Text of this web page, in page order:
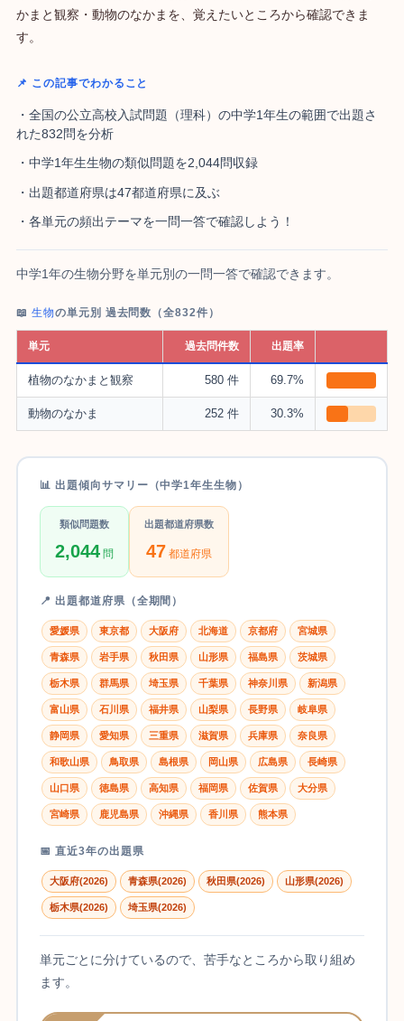
かまと観察・動物のなかまを、覚えたいところから確認できま
す。
📌 この記事でわかること
・全国の公立高校入試問題（理科）の中学1年生の範囲で出題さ
れた832問を分析
・中学1年生生物の類似問題を2,044問収録
・出題都道府県は47都道府県に及ぶ
・各単元の頻出テーマを一問一答で確認しよう！
中学1年の生物分野を単元別の一問一答で確認できます。
📖 生物の単元別 過去問数（全832件）
単元 過去問件数 出題率
植物のなかまと観察 580 件 69.7%
動物のなかま 252 件 30.3%
📊 出題傾向サマリー（中学1年生生物）
類似問題数
2,044問
出題都道府県数
47 都道府県
📍 出題都道府県（全期間）
愛媛県 東京都 大阪府 北海道 京都府 宮城県
青森県 岩手県 秋田県 山形県 福島県 茨城県
栃木県 群馬県 埼玉県 千葉県 神奈川県 新潟県
富山県 石川県 福井県 山梨県 長野県 岐阜県
静岡県 愛知県 三重県 滋賀県 兵庫県 奈良県
和歌山県 鳥取県 島根県 岡山県 広島県 長崎県
山口県 徳島県 高知県 福岡県 佐賀県 大分県
宮崎県 鹿児島県 沖縄県 香川県 熊本県
📅 直近3年の出題県
大阪府(2026) 青森県(2026) 秋田県(2026) 山形県(2026)
栃木県(2026) 埼玉県(2026)
単元ごとに分けているので、苦手なところから取り組め
ます。